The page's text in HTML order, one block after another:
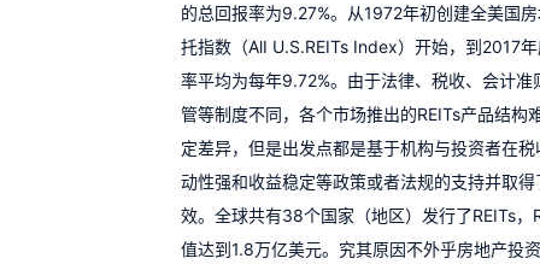
的总回报率为9.27%。从1972年初创建全美国
托指数（AlI U.S.REITs Index）开始，到2017
率平均为每年9.72%。由于法律、税收、会计准
管等制度不同，各个市场推出的REITs产品结构
定差异，但是出发点都是基于机构与投资者在
动性强和收益稳定等政策或者法规的支持并取
效。全球共有38个国家（地区）发行了REITs，
值达到1.8万亿美元。究其原因不外乎房地产投